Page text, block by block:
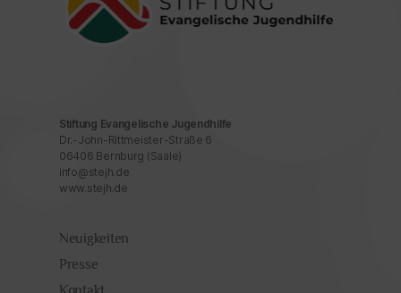
Stiftung Evangelische Jugendhilfe
Dr.-John-Rittmeister-Straße 6
06406 Bernburg (Saale)
info@stejh.de
www.stejh.de
Neuigkeiten
Presse